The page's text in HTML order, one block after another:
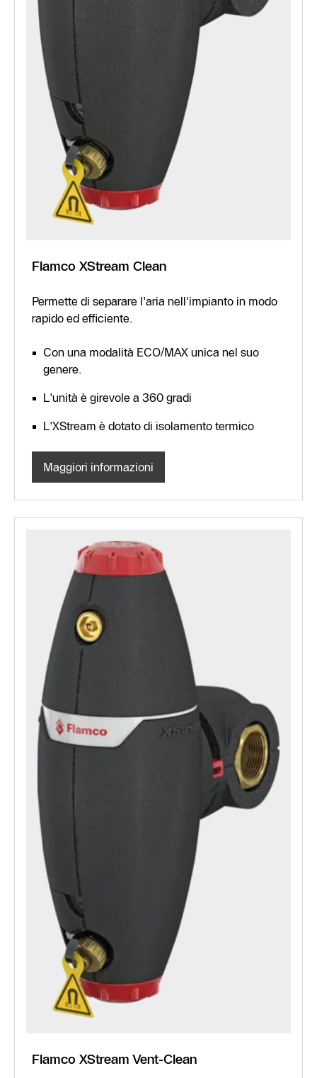
Flamco XStream Clean
Permette di separare l'aria nell'impianto in modo
rapido ed efficiente.
Con una modalità ECO/MAX unica nel suo
genere.
L'unità è girevole a 360 gradi
L'XStream è dotato di isolamento termico
Maggiori informazioni
Flamco XStream Vent-Clean